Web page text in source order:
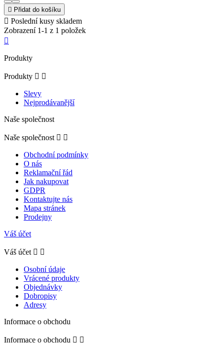
 Přidat do košíku
 Poslední kusy skladem
Zobrazení 1-1 z 1 položek

Produkty
Produkty  
Slevy
Nejprodávanější
Naše společnost
Naše společnost  
Obchodní podmínky
O nás
Reklamační řád
Jak nakupovat
GDPR
Kontaktujte nás
Mapa stránek
Prodejny
Váš účet
Váš účet  
Osobní údaje
Vrácené produkty
Objednávky
Dobropisy
Adresy
Informace o obchodu
Informace o obchodu  